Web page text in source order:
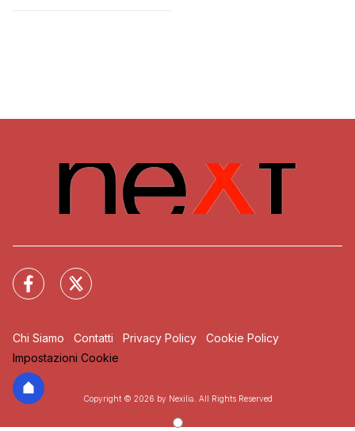
Chi Siamo Contatti Privacy Policy
Cookie Policy
Impostazioni Cookie
Copyright © 2026 by Nexilia. All Rights Reserved